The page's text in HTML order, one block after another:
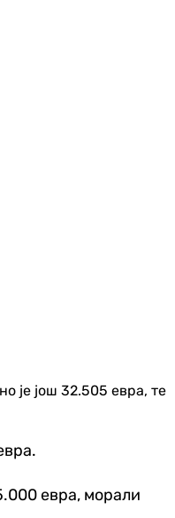
је још 32.505 евра, те
евра, морали